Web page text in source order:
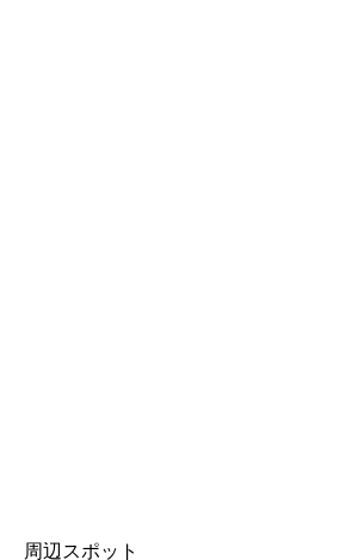
周辺スポット